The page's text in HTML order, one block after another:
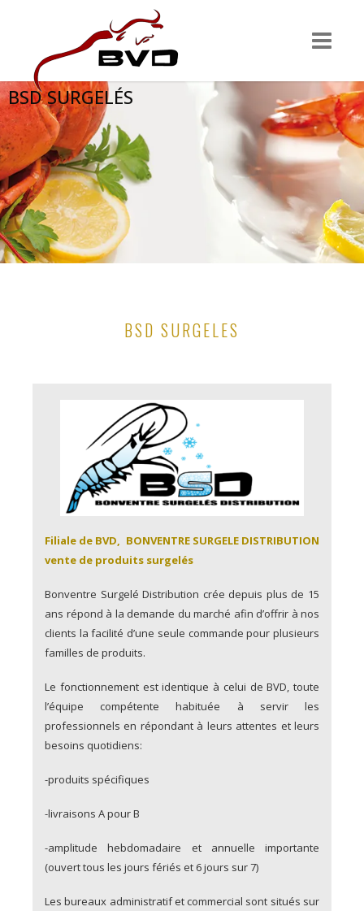
BSD SURGELÉS
BSD SURGELES
Filiale de BVD, BONVENTRE SURGELE DISTRIBUTION
vente de produits surgelés
Bonventre Surgelé Distribution crée depuis plus de 15
ans répond à la demande du marché afin d’offrir à nos
clients la facilité d’une seule commande pour plusieurs
familles de produits.
Le fonctionnement est identique à celui de BVD, toute
l’équipe compétente habituée à servir les
professionnels en répondant à leurs attentes et leurs
besoins quotidiens:
-produits spécifiques
-livraisons A pour B
-amplitude hebdomadaire et annuelle importante
(ouvert tous les jours fériés et 6 jours sur 7)
Les bureaux administratif et commercial sont situés sur